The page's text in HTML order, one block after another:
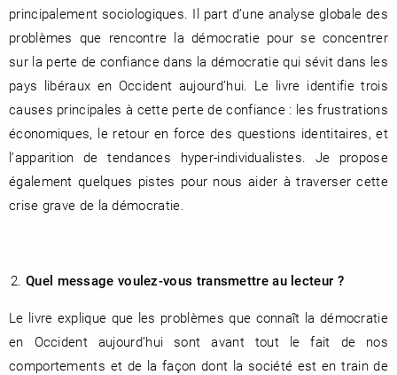
TOUT LE CATALOGUE
RENCONTRE AVEC…
REVUE DE PRESSE
principalement sociologiques. Il part d’une analyse globale des
problèmes que rencontre la démocratie pour se concentrer
sur la perte de confiance dans la démocratie qui sévit dans les
pays libéraux en Occident aujourd’hui. Le livre identifie trois
causes principales à cette perte de confiance : les frustrations
économiques, le retour en force des questions identitaires, et
l’apparition de tendances hyper-individualistes. Je propose
également quelques pistes pour nous aider à traverser cette
crise grave de la démocratie.
Quel message voulez-vous transmettre au lecteur ?
Le livre explique que les problèmes que connaît la démocratie
en Occident aujourd’hui sont avant tout le fait de nos
comportements et de la façon dont la société est en train de